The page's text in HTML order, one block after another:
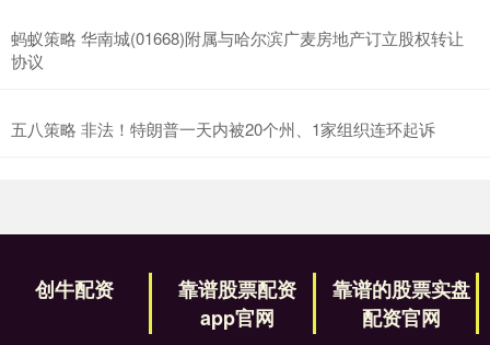
蚂蚁策略 华南城(01668)附属与哈尔滨广麦房地产订立股权转让
协议
五八策略 非法！特朗普一天内被20个州、1家组织连环起诉
创牛配资
靠谱股票配资
app官网
靠谱的股票实盘
配资官网